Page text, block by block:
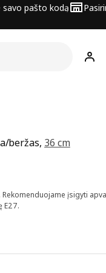
savo pašto kodą
Hej!
beržas, 36 cm
įsigyti
E27.